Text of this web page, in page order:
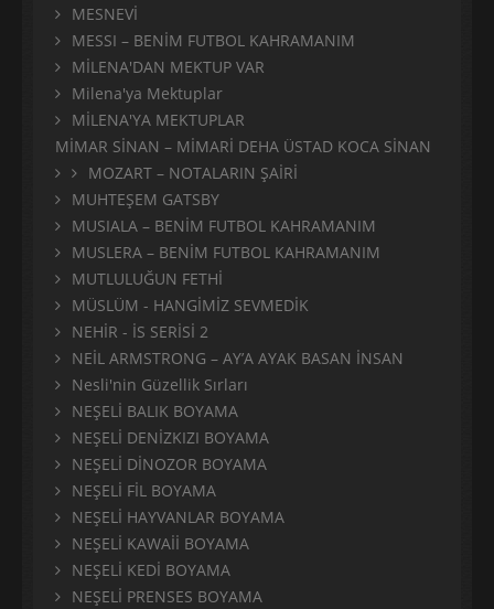
MESNEVİ
MESSI – BENİM FUTBOL KAHRAMANIM
MİLENA'DAN MEKTUP VAR
Milena'ya Mektuplar
MİLENA'YA MEKTUPLAR
MİMAR SİNAN – MİMARİ DEHA ÜSTAD KOCA SİNAN
MOZART – NOTALARIN ŞAİRİ
MUHTEŞEM GATSBY
MUSIALA – BENİM FUTBOL KAHRAMANIM
MUSLERA – BENİM FUTBOL KAHRAMANIM
MUTLULUĞUN FETHİ
MÜSLÜM - HANGİMİZ SEVMEDİK
NEHİR - İS SERİSİ 2
NEİL ARMSTRONG – AY’A AYAK BASAN İNSAN
Nesli'nin Güzellik Sırları
NEŞELİ BALIK BOYAMA
NEŞELİ DENİZKIZI BOYAMA
NEŞELİ DİNOZOR BOYAMA
NEŞELİ FİL BOYAMA
NEŞELİ HAYVANLAR BOYAMA
NEŞELİ KAWAİİ BOYAMA
NEŞELİ KEDİ BOYAMA
NEŞELİ PRENSES BOYAMA